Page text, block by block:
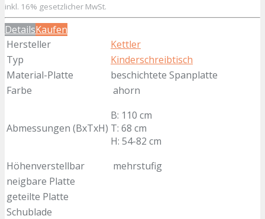
inkl. 16% gesetzlicher MwSt.
DetailsKaufen
Hersteller
Kettler
Typ
Kinderschreibtisch
Material-Platte
beschichtete Spanplatte
Farbe
ahorn
Abmessungen (BxTxH)
B: 110 cm
T: 68 cm
H: 54-82 cm
Höhenverstellbar
mehrstufig
neigbare Platte
geteilte Platte
Schublade